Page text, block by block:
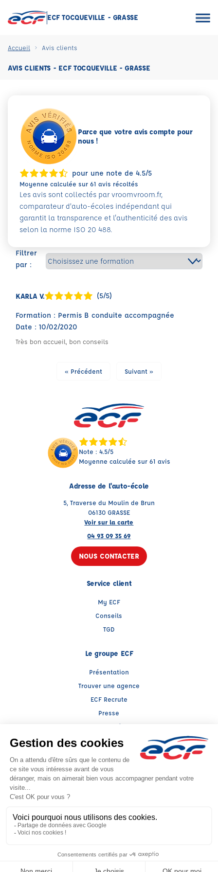
ECF TOCQUEVILLE - GRASSE
Accueil Avis clients
AVIS CLIENTS - ECF TOCQUEVILLE - GRASSE
Filtrer
par :
KARLA V. (5/5)
Formation : Permis B conduite accompagnée
Date : 10/02/2020
Très bon accueil, bon conseils
« Précédent Suivant »
Parce que votre avis compte pour
nous !
pour une note de 4.5/5
Moyenne calculée sur 61 avis récoltés
Les avis sont collectés par vroomvroom.fr,
comparateur d’auto-écoles indépendant qui
garantit la transparence et l'authenticité des avis
selon la norme ISO 20 488.
Note : 4.5/5
Moyenne calculée sur 61 avis
Adresse de l'auto-école
5, Traverse du Moulin de Brun
06130 GRASSE
Voir sur la carte
04 93 09 35 69
NOUS CONTACTER
Service client
My ECF
Conseils
TGD
Le groupe ECF
Présentation
Trouver une agence
ECF Recrute
Presse
Actualités
Raison sociale : ABC AU BON CONDUCTEUR - Capital social: 12196€
SIREN: 318812971 - Numéro de TVA intracommunautaire: FR 10 318812971
Agrément n°E2200600050